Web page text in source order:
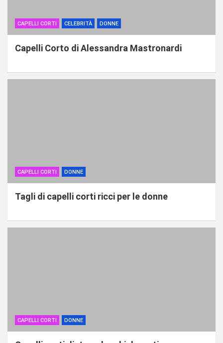
CAPELLI CORTI CELEBRITÀ DONNE
Capelli Corto di Alessandra Mastronardi
CAPELLI CORTI DONNE
Tagli di capelli corti ricci per le donne
CAPELLI CORTI DONNE